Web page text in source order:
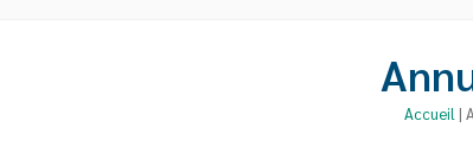
Accueil |